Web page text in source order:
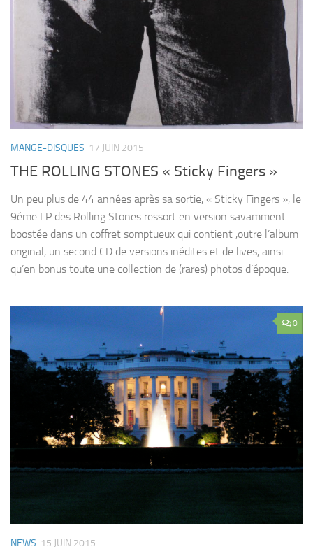
MANGE-DISQUES 17 JUIN 2015
THE ROLLING STONES « Sticky Fingers »
Un peu plus de 44 années après sa sortie, « Sticky Fingers », le
9éme LP des Rolling Stones ressort en version savamment
boostée dans un coffret somptueux qui contient ,outre l’album
original, un second CD de versions inédites et de lives, ainsi
qu’en bonus toute une collection de (rares) photos d’époque.
0
NEWS 15 JUIN 2015